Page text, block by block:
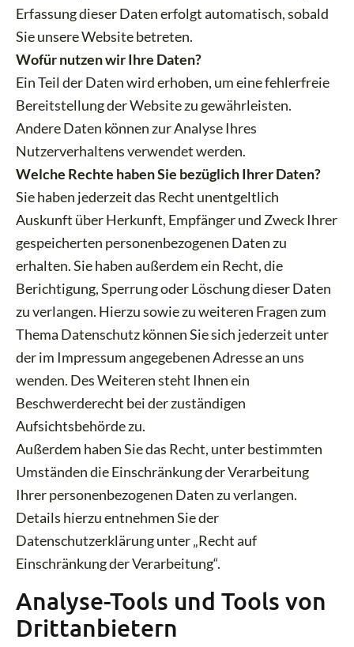
Erfassung dieser Daten erfolgt automatisch, sobald
Sie unsere Website betreten.
Wofür nutzen wir Ihre Daten?
Ein Teil der Daten wird erhoben, um eine fehlerfreie
Bereitstellung der Website zu gewährleisten.
Andere Daten können zur Analyse Ihres
Nutzerverhaltens verwendet werden.
Welche Rechte haben Sie bezüglich Ihrer Daten?
Sie haben jederzeit das Recht unentgeltlich
Auskunft über Herkunft, Empfänger und Zweck Ihrer
gespeicherten personenbezogenen Daten zu
erhalten. Sie haben außerdem ein Recht, die
Berichtigung, Sperrung oder Löschung dieser Daten
zu verlangen. Hierzu sowie zu weiteren Fragen zum
Thema Datenschutz können Sie sich jederzeit unter
der im Impressum angegebenen Adresse an uns
wenden. Des Weiteren steht Ihnen ein
Beschwerderecht bei der zuständigen
Aufsichtsbehörde zu.
Außerdem haben Sie das Recht, unter bestimmten
Umständen die Einschränkung der Verarbeitung
Ihrer personenbezogenen Daten zu verlangen.
Details hierzu entnehmen Sie der
Datenschutzerklärung unter „Recht auf
Einschränkung der Verarbeitung“.
Analyse-Tools und Tools von
Drittanbietern